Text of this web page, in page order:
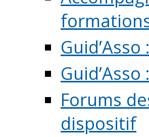
Forums
dispositif